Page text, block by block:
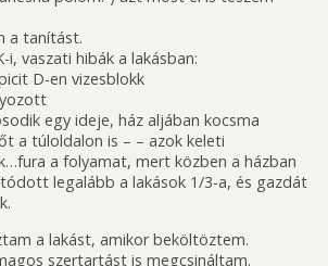
a tanítást.
i, vaszati hibák a lakásban:
D-en vizesblokk
egy ideje, ház aljában kocsma
a túloldalon is – – azok keleti
a folyamat, mert közben a házban
legalább a lakások 1/3-a, és gazdát
a lakást, amikor beköltöztem.
szertartást is megcsináltam.